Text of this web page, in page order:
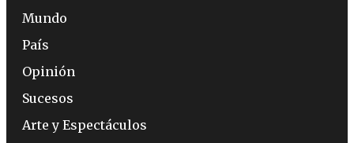
Mundo
País
Opinión
Sucesos
Arte y Espectáculos